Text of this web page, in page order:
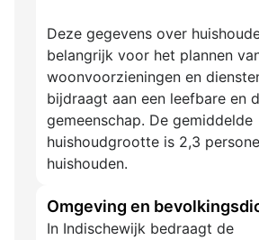
Deze gegevens over
belangrijk voor het plannen
woonvoorzieningen en
bijdraagt aan een leefbare en
gemeenschap. De gemiddelde
huishoudgrootte is 2,3
huishouden.
Omgeving en
In Indischewijk bedraagt de